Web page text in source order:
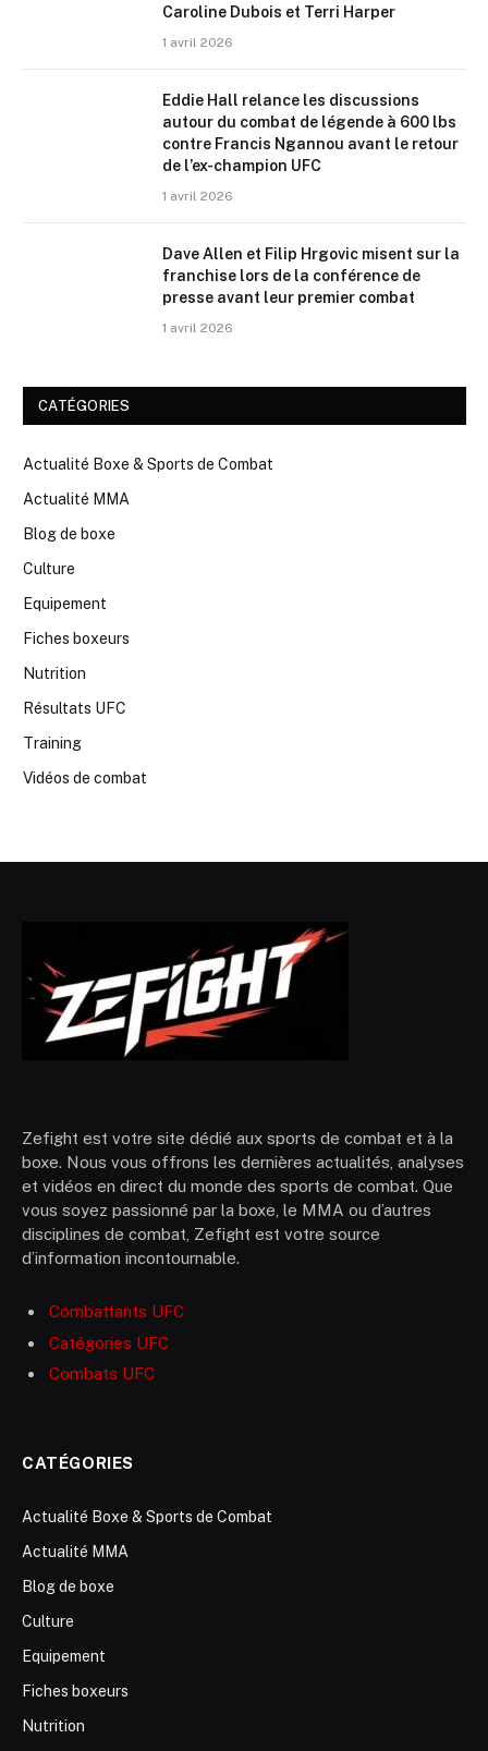
Caroline Dubois et Terri Harper
1 avril 2026
Eddie Hall relance les discussions
autour du combat de légende à 600 lbs
contre Francis Ngannou avant le retour
de l’ex-champion UFC
1 avril 2026
Dave Allen et Filip Hrgovic misent sur la
franchise lors de la conférence de
presse avant leur premier combat
1 avril 2026
CATÉGORIES
Actualité Boxe & Sports de Combat
Actualité MMA
Blog de boxe
Culture
Equipement
Fiches boxeurs
Nutrition
Résultats UFC
Training
Vidéos de combat
Zefight est votre site dédié aux sports de combat et à la
boxe. Nous vous offrons les dernières actualités, analyses
et vidéos en direct du monde des sports de combat. Que
vous soyez passionné par la boxe, le MMA ou d’autres
disciplines de combat, Zefight est votre source
d’information incontournable.
Combattants UFC
Catégories UFC
Combats UFC
CATÉGORIES
Actualité Boxe & Sports de Combat
Actualité MMA
Blog de boxe
Culture
Equipement
Fiches boxeurs
Nutrition